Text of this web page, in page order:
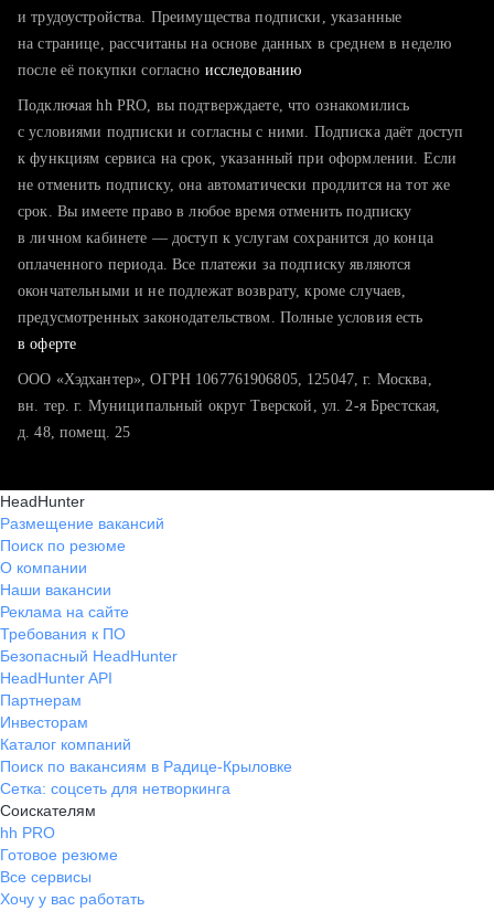
тратите много времени на поиск и вручную поднимаете
хотите сравнить себя с конкурентами и оценить шансы
и трудоустройства. Преимущества подписки, указанные
на странице, рассчитаны на основе данных в среднем в неделю
после её покупки согласно исследованию
Подключая hh PRO, вы подтверждаете, что ознакомились
с условиями подписки и согласны с ними. Подписка даёт доступ
к функциям сервиса на срок, указанный при оформлении. Если
не отменить подписку, она автоматически продлится на тот же
срок. Вы имеете право в любое время отменить подписку
в личном кабинете — доступ к услугам сохранится до конца
оплаченного периода. Все платежи за подписку являются
окончательными и не подлежат возврату, кроме случаев,
предусмотренных законодательством. Полные условия есть
в оферте
ООО «Хэдхантер», ОГРН 1067761906805, 125047, г. Москва,
вн. тер. г. Муниципальный округ Тверской, ул. 2-я Брестская,
д. 48, помещ. 25
HeadHunter
Размещение вакансий
Поиск по резюме
О компании
Наши вакансии
Реклама на сайте
Требования к ПО
Безопасный HeadHunter
HeadHunter API
Партнерам
Инвесторам
Каталог компаний
Поиск по вакансиям в Радице-Крыловке
Сетка: соцсеть для нетворкинга
Соискателям
hh PRO
Готовое резюме
Все сервисы
Хочу у вас работать